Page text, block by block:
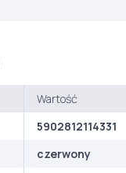
Wartość
5902812114331
czerwony